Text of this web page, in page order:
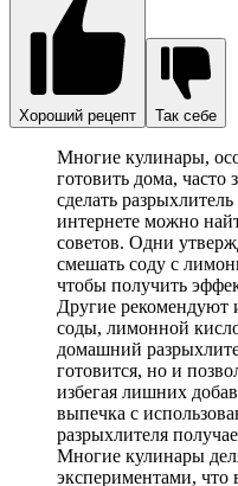
Хороший рецепт Так себе
Многие кулинары,
готовить дома, часто
сделать
интернете можно
советов. Одни
смешать соду с
чтобы получить
Другие рекомендуют
соды, лимонной
домашний
готовится, но и
избегая лишних
выпечка с
разрыхлителя
Многие кулинары
экспериментами, что